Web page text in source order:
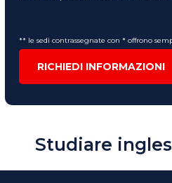
** le sedi contrassegnate con * offrono
RICHIEDI INFORMAZIONI
Studiare